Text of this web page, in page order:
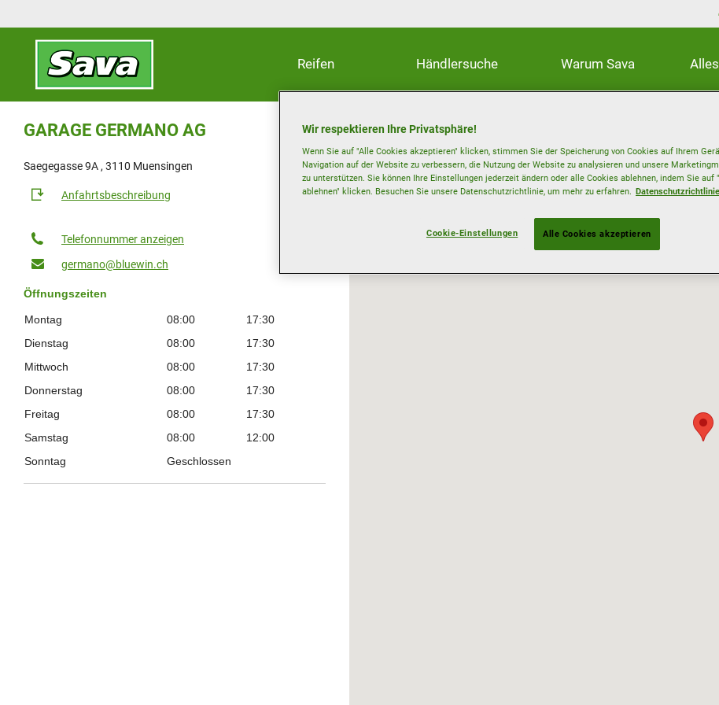
Reifen Händlersuche Warum Sava
GARAGE GERMANO AG
Saegegasse 9A , 3110 Muensingen
Anfahrtsbeschreibung
Telefonnummer anzeigen
germano@bluewin.ch
Öffnungszeiten
Montag 08:00
17:30
Dienstag
08:00
17:30
Mittwoch
08:00
17:30
Donnerstag
08:00
17:30
Freitag
08:00
17:30
Samstag
08:00
12:00
Sonntag
Geschlossen
Wir respektieren Ihre Privatsphäre!
Wenn Sie auf "Alle Cookies akzeptieren" klicken, stimmen Sie der Speicherung von Cookies auf Ihrem
Navigation auf der Website zu verbessern, die Nutzung der Website zu analysieren und unsere
zu unterstützen. Sie können Ihre Einstellungen jederzeit ändern oder alle Cookies ablehnen, indem Sie auf
ablehnen" klicken. Besuchen Sie unsere Datenschutzrichtlinie, um mehr zu erfahren. Datenschutzrichtlinie
Cookie-Einstellungen Alle Cookies akzeptieren